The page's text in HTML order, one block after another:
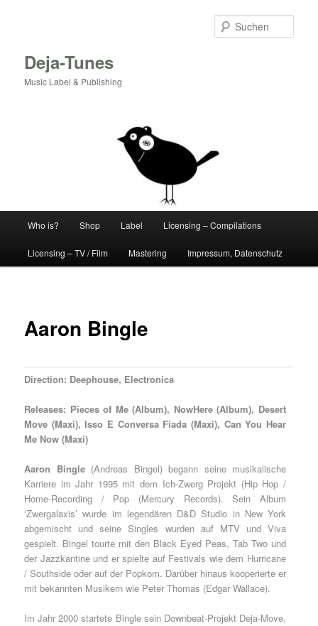
Deja-Tunes
Music Label & Publishing
Who is? Shop Label Licensing – Compilations
Licensing – TV / Film Mastering Impressum, Datenschutz
Aaron Bingle
Direction: Deephouse, Electronica
Releases: Pieces of Me (Album), NowHere (Album), Desert
Move (Maxi), Isso E Conversa Fiada (Maxi), Can You Hear
Me Now (Maxi)
Aaron Bingle(Andreas Bingel) begann seine musikalische
Karriere im Jahr 1995 mit dem Ich-Zwerg Projekt (Hip Hop /
Home-Recording / Pop (Mercury Records). Sein Album
‘Zwergalaxis’ wurde im legendären D&D Studio in New York
abgemischt und seine Singles wurden auf MTV und Viva
gespielt. Bingel tourte mit den Black Eyed Peas, Tab Two und
der Jazzkantine und er spielte auf Festivals wie dem Hurricane
/ Southside oder auf der Popkom. Darüber hinaus kooperierte er
mit bekannten Musikern wie Peter Thomas (Edgar Wallace).
Im Jahr 2000 startete Bingle sein Downbeat-Projekt Deja-Move,